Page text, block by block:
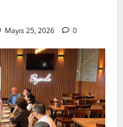
Mayıs 25, 2026 0